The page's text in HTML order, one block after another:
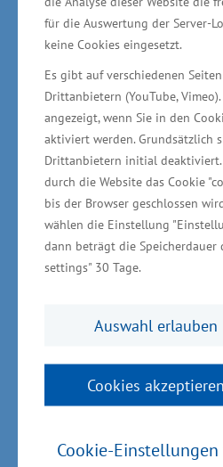
für die Auswertung der Server-
keine Cookies eingesetzt.
Es gibt auf verschiedenen
Drittanbietern (YouTube,
angezeigt, wenn Sie in den
aktiviert werden. Grundsätzlich
Drittanbietern initial
durch die Website das Cookie
bis der Browser geschlossen
wählen die Einstellung
dann beträgt die Speicherdauer
settings" 30 Tage.
Auswahl erlauben
Cookies akzeptieren
Cookie-
Panattoni in Abstimmung
realisiert, zählen unter
von Gründächern, Luft-
für die Büro- und
intelligentes
digitalen Zählern für die
Energieverbrauchs. Auch
für eine
Im Außenbereich
gesammelte
Außenanlagen nutzen. E-
Für die Sprinklerzentrale
Raucher-/
vorgesehen. Darüber